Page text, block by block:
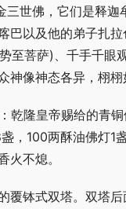
世佛，它们是释
巴以及他的弟子扎
至菩萨)、千手千眼
像神态各异，栩栩
乾隆皇帝赐给的青
，100两酥油佛灯1
不熄。
覆钵式双塔。双塔